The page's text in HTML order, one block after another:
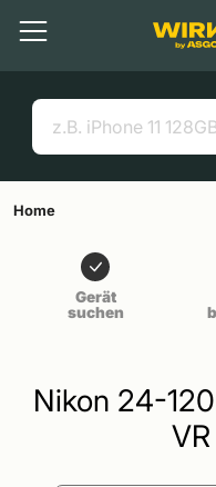
Menü
Suchen
Nützliche Links
Home
Gerät
suchen
Nikon 24-